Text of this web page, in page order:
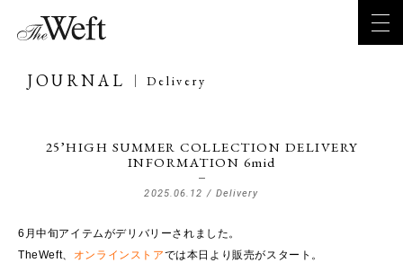
JOURNAL Delivery
25’HIGH SUMMER COLLECTION DELIVERY
INFORMATION 6mid
2025.06.12 / Delivery
6月中旬アイテムがデリバリーされました。
TheWeft、 オンラインストアでは本日より販売がスタート。